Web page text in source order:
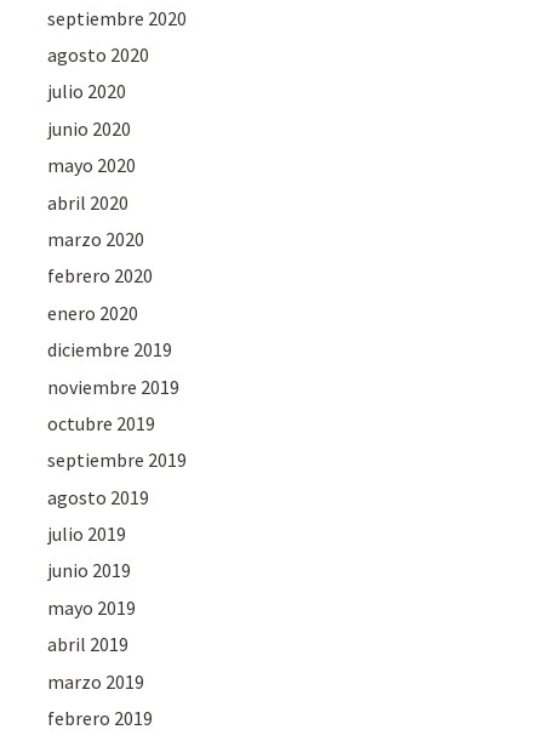
septiembre 2020
agosto 2020
julio 2020
junio 2020
mayo 2020
abril 2020
marzo 2020
febrero 2020
enero 2020
diciembre 2019
noviembre 2019
octubre 2019
septiembre 2019
agosto 2019
julio 2019
junio 2019
mayo 2019
abril 2019
marzo 2019
febrero 2019